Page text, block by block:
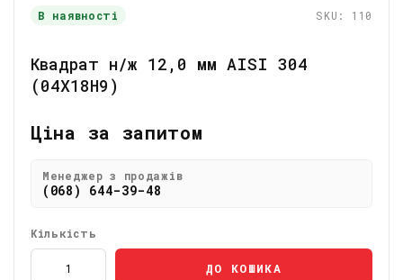
В наявності SKU: 110
Квадрат н/ж 12,0 мм AISI 304
(04Х18Н9)
Ціна за запитом
Менеджер з продажів
(068) 644-39-48
Кількість
ДО КОШИКА